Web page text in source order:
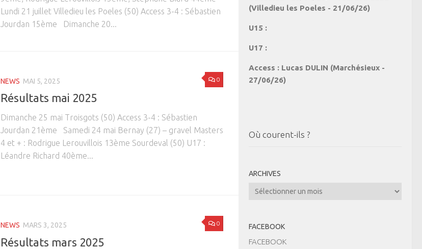
Lundi 21 juillet Villedieu les Poeles (50) Access 3-4 : Sébastien
Jourdan 15ème Dimanche 20...
0
NEWS MAI 5, 2025
Résultats mai 2025
Dimanche 25 mai Troisgots (50) Access 3-4 : Sébastien
Jourdan 21ème Samedi 24 mai Bernay (27) – gravel Masters
4 et + : Rodrigue Lerouvillois 13ème Sourdeval (50) U17 :
Léandre Richard 40ème...
0
NEWS MARS 3, 2025
Résultats mars 2025
(Villedieu les Poeles - 21/06/26)
U15 :
U17 :
Access : Lucas DULIN (Marchésieux -
27/06/26)
Où courent-ils ?
ARCHIVES
Archives
FACEBOOK
FACEBOOK